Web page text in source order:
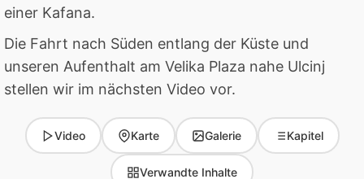
einer Kafana.
Die Fahrt nach Süden entlang der Küste und
unseren Aufenthalt am Velika Plaza nahe Ulcinj
stellen wir im nächsten Video vor.
Video Karte Galerie Kapitel
Verwandte Inhalte